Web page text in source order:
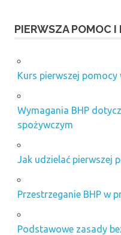
PIERWSZA POMOC I
Kurs pierwszej pomocy
Wymagania BHP
spożywczym
Jak udzielać pierwszej
Przestrzeganie BHP w
Podstawowe zasady